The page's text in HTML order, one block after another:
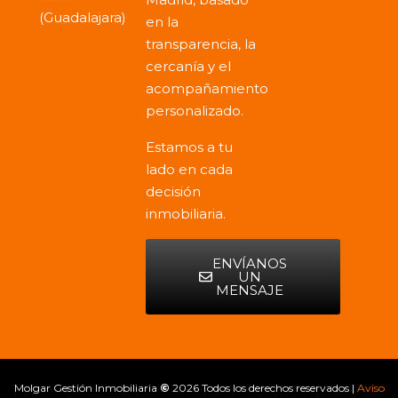
(Guadalajara)
en la
transparencia, la
cercanía y el
acompañamiento
personalizado.
Estamos a tu
lado en cada
decisión
inmobiliaria.
ENVÍANOS
UN
MENSAJE
Molgar Gestión Inmobiliaria © 2026 Todos los derechos reservados | Aviso